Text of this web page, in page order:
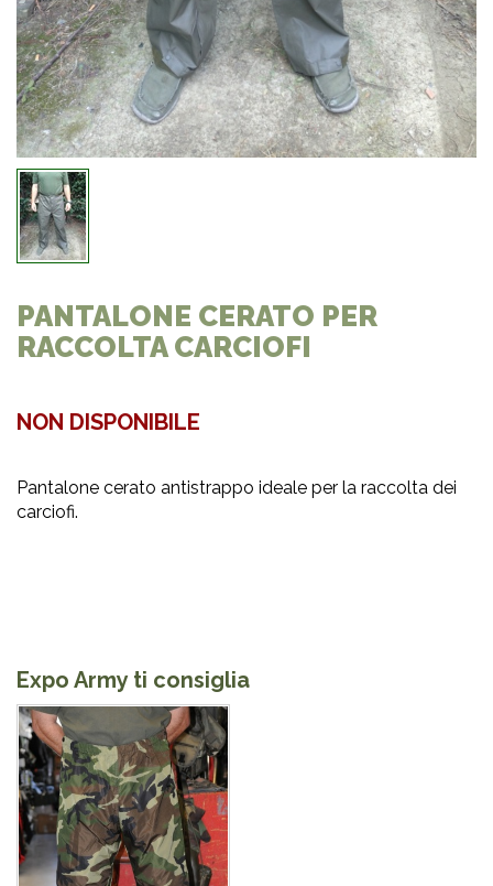
PANTALONE CERATO PER
RACCOLTA CARCIOFI
NON DISPONIBILE
Pantalone cerato antistrappo ideale per la raccolta dei
carciofi.
Expo Army ti consiglia